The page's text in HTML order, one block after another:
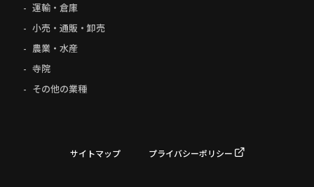
運輸・倉庫
小売・通販・卸売
農業・水産
寺院
その他の業種
サイトマップ プライバシーポリシー